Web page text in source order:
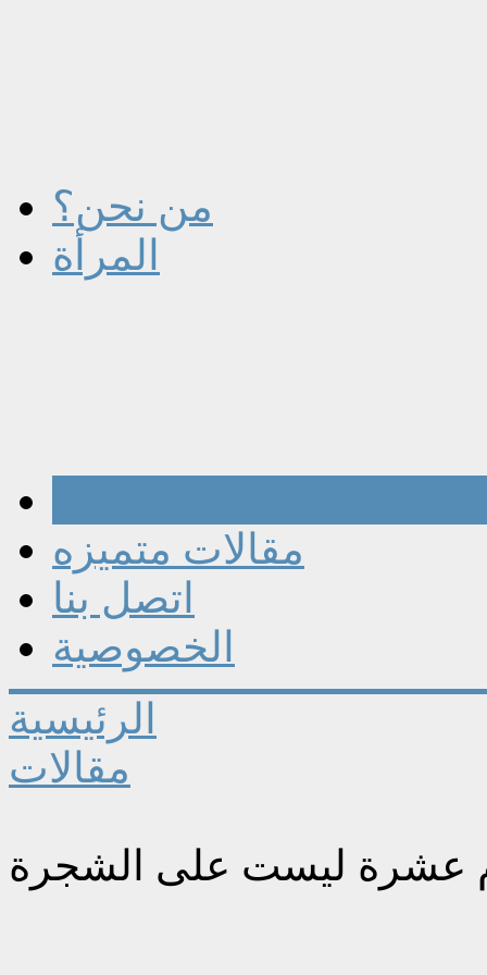
من نحن؟
المرأة
مقالات متميزه
اتصل بنا
الخصوصية
الرئيسية
مقالات